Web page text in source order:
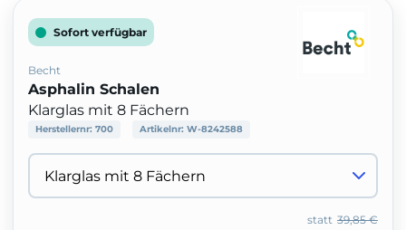
Sofort verfügbar
Becht
Asphalin Schalen
Klarglas mit 8 Fächern
Herstellernr: 700 Artikelnr: W-8242588
39,85 €
statt